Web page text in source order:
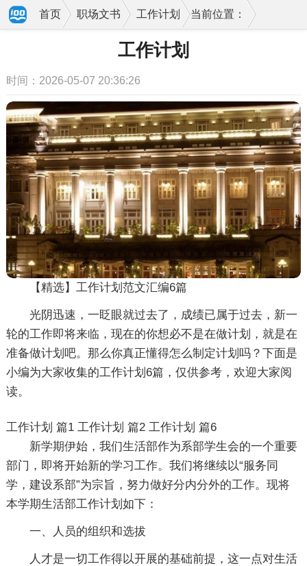
当前位置：
首页 职场文书 工作计划
工作计划
时间：2026-05-07 20:36:26
【精选】工作计划范文汇编6篇
光阴迅速，一眨眼就过去了，成绩已属于过去，新一
轮的工作即将来临，现在的你想必不是在做计划，就是在
准备做计划吧。那么你真正懂得怎么制定计划吗？下面是
小编为大家收集的工作计划6篇，仅供参考，欢迎大家阅
读。
工作计划 篇1
新学期伊始，我们生活部作为系部学生会的一个重要
部门，即将开始新的学习工作。我们将继续以“服务同
学，建设系部”为宗旨，努力做好分内分外的工作。现将
本学期生活部工作计划如下：
一、人员的组织和选拔
人才是一切工作得以开展的基础前提，这一点对生活
工作计划 篇2 工作计划 篇6